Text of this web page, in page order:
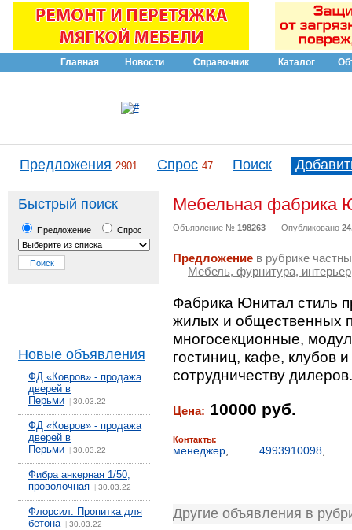
Главная Новости Справочник Каталог
Предложения 2901 Спрос 47 Поиск
Быстрый поиск
Предложение Спрос
Новые объявления
ФД «Ковров» - продажа
дверей в
Перьми
30.03.22
ФД «Ковров» - продажа
дверей в
Перьми
30.03.22
Фибра анкерная 1/50,
проволочная
30.03.22
Флорсил. Пропитка для
бетона| 30.03.22
Мебельная фабрика
Объявление № 198263 Опубликовано
Предложение в рубрике
— Мебель, фурнитура, интерьер
Фабрика Юнитал стиль
жилых и общественных
многосекционные,
гостиниц, кафе, клубов
сотрудничеству
Цена: 10000 руб.
Контакты:
менеджер 4993910098
Другие объявления в